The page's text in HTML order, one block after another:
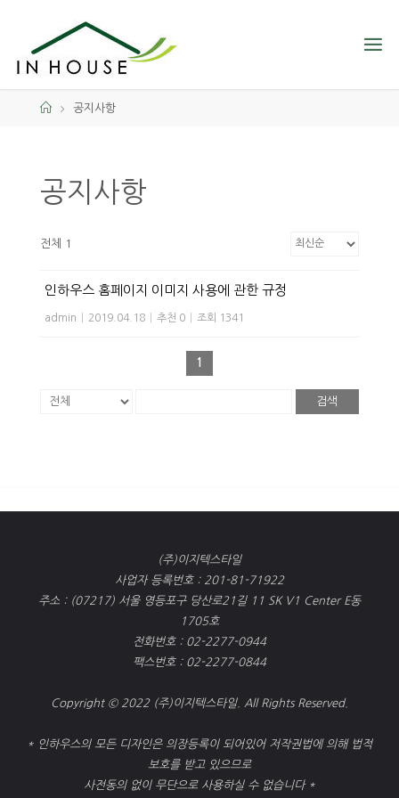
공지사항
공지사항
전체 1
인하우스 홈페이지 이미지 사용에 관한 규정
admin 2019.04.18 추천 0 조회 1341
1
검색
(주)이지텍스타일
사업자 등록번호 : 201-81-71922
주소 : (07217) 서울 영등포구 당산로21길 11 SK V1 Center E동
1705호
전화번호 : 02-2277-0944
팩스번호 : 02-2277-0844
Copyright © 2022 (주)이지텍스타일. All Rights Reserved.
* 인하우스의 모든 디자인은 의장등록이 되어있어 저작권법에 의해 법적
보호를 받고 있으므로
사전동의 없이 무단으로 사용하실 수 없습니다 *